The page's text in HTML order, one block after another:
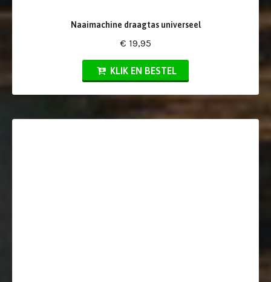
Naaimachine draagtas universeel
€ 19,95
KLIK EN BESTEL